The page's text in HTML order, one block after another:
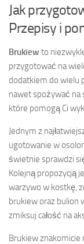
Jak
Przepisy i
Brukiew to
przygotować na
dodatkiem do wielu
nawet spożywać na
które pomogą Ci
Jednym z
ugotowanie w
świetnie sprawdzi
Kolejną propozycją
warzywo w kostkę,
brukiew oraz bulion
zmiksuj całość na
Brukiew